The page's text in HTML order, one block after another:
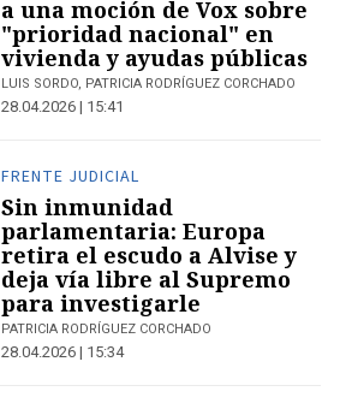
a una moción de Vox sobre
"prioridad nacional" en
vivienda y ayudas públicas
LUIS SORDO, PATRICIA RODRÍGUEZ CORCHADO
28.04.2026 | 15:41
FRENTE JUDICIAL
Sin inmunidad
parlamentaria: Europa
retira el escudo a Alvise y
deja vía libre al Supremo
para investigarle
PATRICIA RODRÍGUEZ CORCHADO
28.04.2026 | 15:34